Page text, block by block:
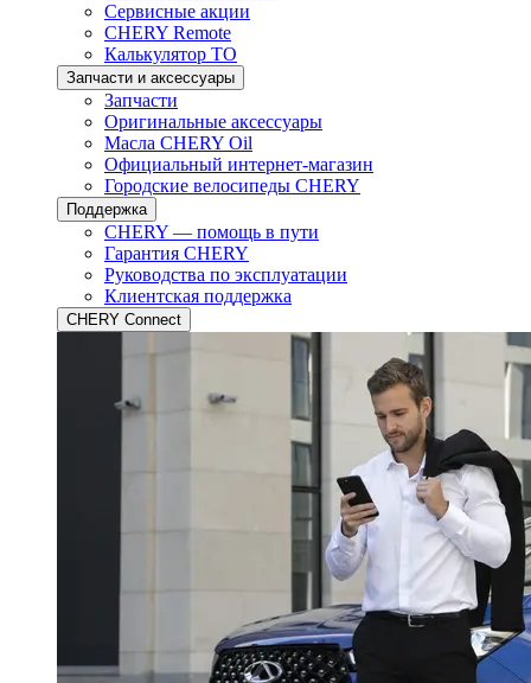
Сервисные акции
CHERY Remote
Калькулятор ТО
Запчасти и аксессуары
Запчасти
Оригинальные аксессуары
Масла CHERY Oil
Официальный интернет-магазин
Городские велосипеды CHERY
Поддержка
CHERY — помощь в пути
Гарантия CHERY
Руководства по эксплуатации
Клиентская поддержка
CHERY Connect